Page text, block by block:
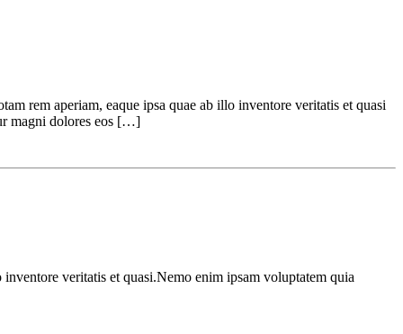
rem aperiam, eaque ipsa quae ab illo inventore veritatis et quasi
magni dolores eos […]
veritatis et quasi.Nemo enim ipsam voluptatem quia